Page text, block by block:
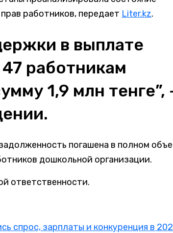
работников, передает Liter.kz.
в выплате
работникам
1,9 млн тенге”,
погашена в полном
дошкольной организации.
ответственности.
спрос, зарплаты и конкуренция в